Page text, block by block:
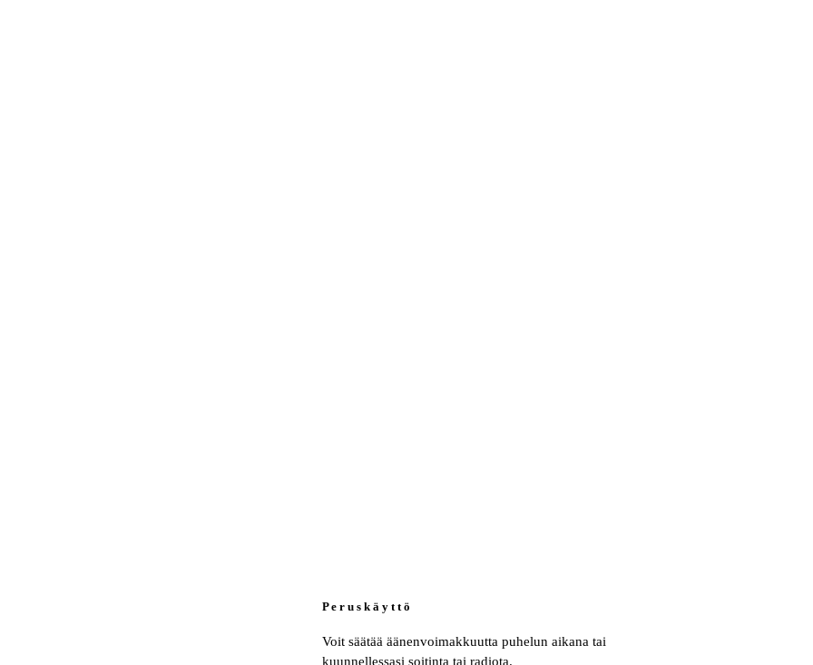
P e r u s k ä y t t ö
Voit säätää äänenvoimakkuutta puhelun aikana tai
kuunnellessasi soitinta tai radiota.